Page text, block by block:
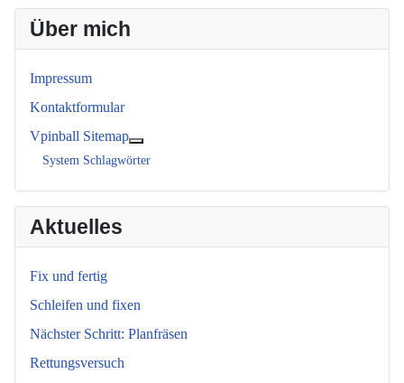
Über mich
Impressum
Kontaktformular
Vpinball Sitemap
System Schlagwörter
Aktuelles
Fix und fertig
Schleifen und fixen
Nächster Schritt: Planfräsen
Rettungsversuch